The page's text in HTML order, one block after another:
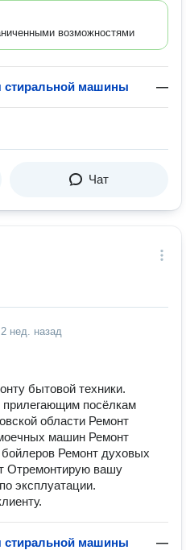
возможностями
стиральной машины —
Чат
2 нед. назад
бытовой техники.
прилегающим посёлкам
области Ремонт
машин Ремонт
бойлеров Ремонт духовых
Отремонтирую вашу
эксплуатации.
стиральной машины —